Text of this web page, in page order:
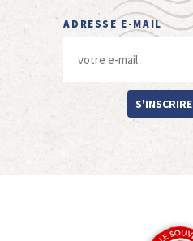
ADRESSE E-MAIL
S'INSCRIRE